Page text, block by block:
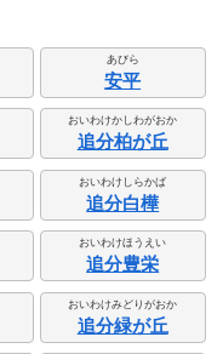
あびら
安平
おいわけかしわがおか
追分柏が丘
おいわけしらかば
追分白樺
おいわけほうえい
追分豊栄
おいわけみどりがおか
追分緑が丘